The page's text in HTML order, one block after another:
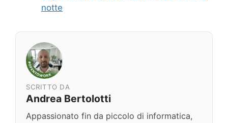
notte
SCRITTO DA
Andrea Bertolotti
Appassionato fin da piccolo di informatica,